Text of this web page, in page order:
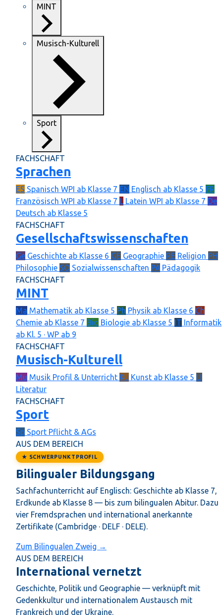
MINT
Musisch-Kulturell
Sport
FACHSCHAFT
Sprachen
ES Spanisch WPI ab Klasse 7 EN Englisch ab Klasse 5 FR
Französisch WPI ab Klasse 7 L Latein WPI ab Klasse 7 De
Deutsch ab Klasse 5
FACHSCHAFT
Gesellschaftswissenschaften
Ge Geschichte ab Klasse 6 GE Geographie RE Religion PH
Philosophie SO Sozialwissenschaften PÄ Pädagogik
FACHSCHAFT
MINT
Ma Mathematik ab Klasse 5 Ph Physik ab Klasse 6 Ch
Chemie ab Klasse 7 Bio Biologie ab Klasse 5 IT Informatik
ab Kl. 5 · WP ab 9
FACHSCHAFT
Musisch-Kulturell
Mu Musik Profil & Unterricht Ku Kunst ab Klasse 5 LI
Literatur
FACHSCHAFT
Sport
Sp Sport Pflicht & AGs
AUS DEM BEREICH
★ SCHWERPUNKTPROFIL
Bilingualer Bildungsgang
Sachfachunterricht auf Englisch: Geschichte ab Klasse 7,
Erdkunde ab Klasse 8 — bis zum bilingualen Abitur. Dazu
vier Fremdsprachen und international anerkannte
Zertifikate (Cambridge · DELF · DELE).
Zum Bilingualen Zweig →
AUS DEM BEREICH
International vernetzt
Geschichte, Politik und Geographie — verknüpft mit
Gedenkkultur und internationalem Austausch mit
Frankreich und der Ukraine.